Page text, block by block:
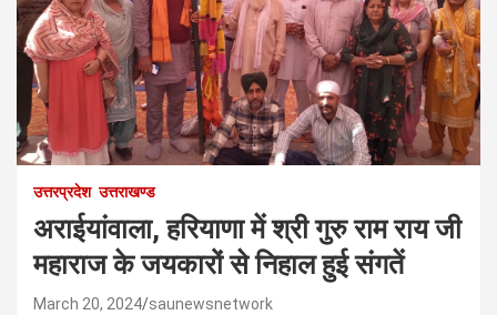
उत्तरप्रदेश उत्तराखण्ड
अराईयांवाला, हरियाणा में श्री गुरु राम राय जी
महाराज के जयकारों से निहाल हुई संगतें
March 20, 2024 saunewsnetwork